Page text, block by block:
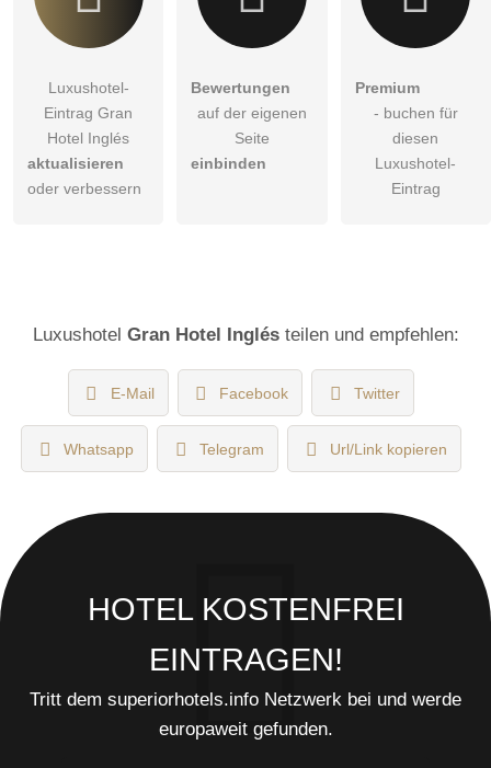
Luxushotel-
Eintrag Gran
Hotel Inglés
aktualisieren
oder verbessern
Bewertungen
auf der eigenen
Seite
einbinden
Premium
- buchen für
diesen
Luxushotel-
Eintrag
Luxushotel Gran Hotel Inglésteilen und empfehlen:
E-Mail Facebook Twitter
Whatsapp Telegram Url/Link kopieren
HOTEL KOSTENFREI
EINTRAGEN!
Tritt dem superiorhotels.info Netzwerk bei und werde
europaweit gefunden.